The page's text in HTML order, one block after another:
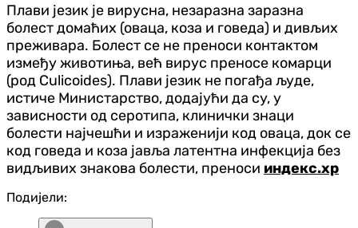
Плави језик је вирусна, незаразна заразна
болест домаћих (оваца, коза и говеда) и дивљих
преживара. Болест се не преноси контактом
између животиња, већ вирус преносе комарци
(род Culicoides). Плави језик не погађа људе,
истиче Министарство, додајући да су, у
зависности од серотипа, клинички знаци
болести најчешћи и израженији код оваца, док се
код говеда и коза јавља латентна инфекција без
видљивих знакова болести, преноси индекс.хр
Подијели: